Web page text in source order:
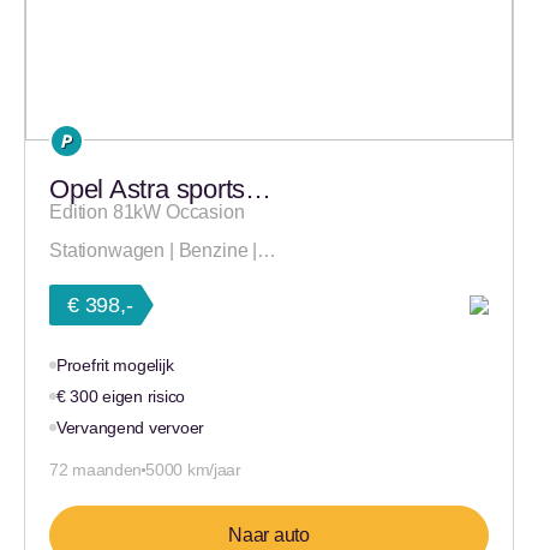
Opel Astra sports…
Edition 81kW Occasion
Stationwagen | Benzine |…
€ 398,-
Proefrit mogelijk
€ 300 eigen risico
Vervangend vervoer
72 maanden 5000 km/jaar
Naar auto